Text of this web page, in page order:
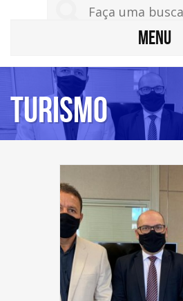
MENU
Turismo